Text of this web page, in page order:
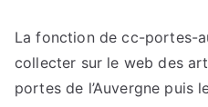
La fonction de cc-portes-
collecter sur le web des
portes de l’Auvergne puis